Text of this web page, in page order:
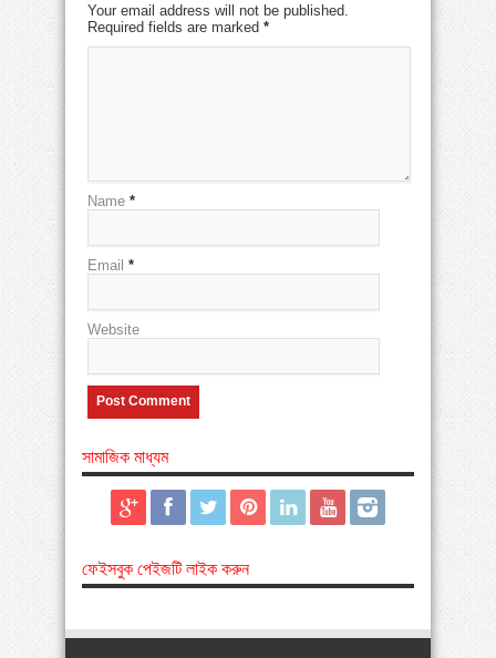
Your email address will not be published.
Required fields are marked *
Name *
Email *
Website
সামাজিক মাধ্যম
ফেইসবুক পেইজটি লাইক করুন